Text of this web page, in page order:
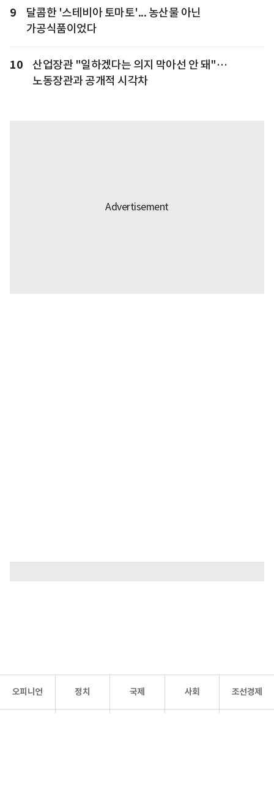
9
달콤한 '스테비아 토마토'... 농산물 아닌
가공식품이었다
10
산업장관 "일하겠다는 의지 막아선 안 돼"…
노동장관과 공개적 시각차
오피니언 정치 국제 사회 조선경제